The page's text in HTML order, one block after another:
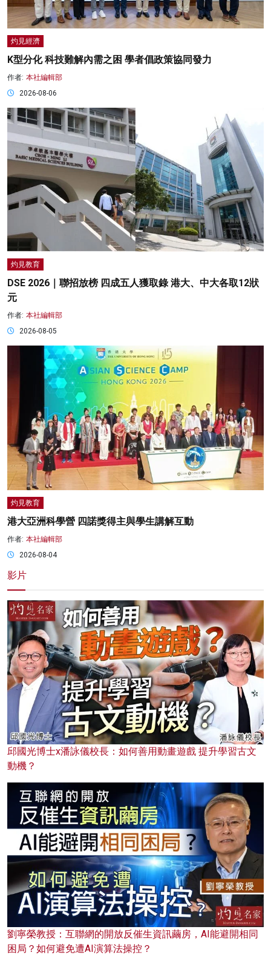
灼見經濟
K型分化 科技難解內需之困 學者倡政策協同發力
作者: 本社編輯部
2026-08-06
灼見教育
DSE 2026｜聯招放榜 四成五人獲取錄 港大、中大各取12狀
元
作者: 本社編輯部
2026-08-05
灼見教育
港大亞洲科學營 四諾獎得主與學生講解互動
作者: 本社編輯部
2026-08-04
影片
邱國光博士x潘詠儀校長：如何善用動畫遊戲 提升學習古文
動機？
劉寧榮教授：互聯網的開放反催生資訊繭房，AI能避開相同
困局？如何避免遭AI演算法操控？